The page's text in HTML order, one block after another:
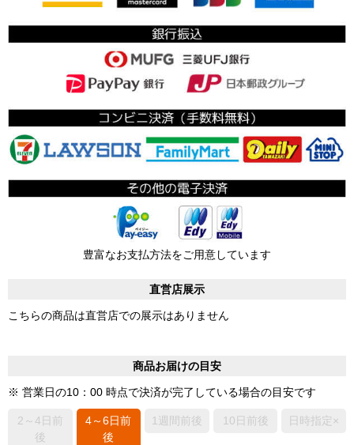
豊富なお支払方法をご用意しています
直営店展示
こちらの商品は直営店での展示はありません
商品お届けの目安
※ 営業日の10：00 時点で決済が完了している場合の目安です
2～4日前
後
4～6日前
後
1週間前後 10日前後 日時指定×